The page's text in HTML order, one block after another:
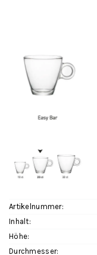
Artikelnummer:
Inhalt:
Höhe:
Durchmesser: